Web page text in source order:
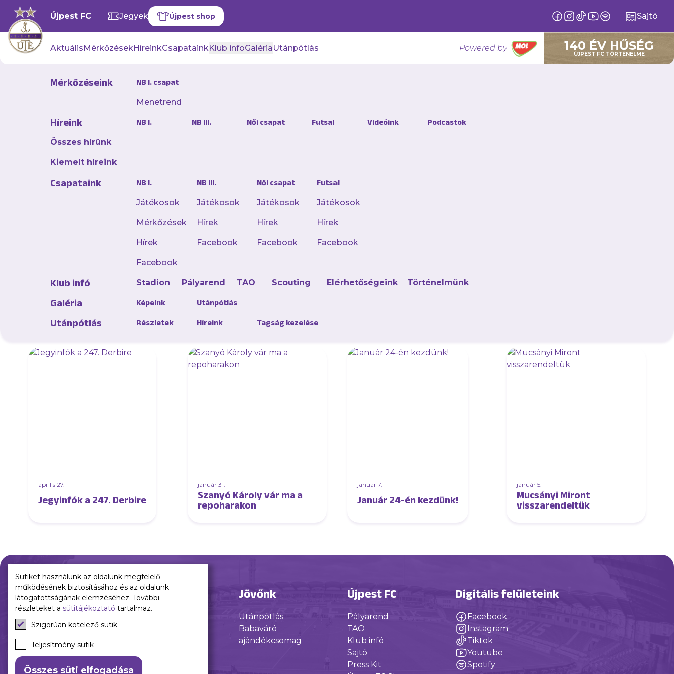
Újpest FC Jegyek Újpest shop Sajtó
AktuálisMérkőzésekHíreinkCsapatainkKlub infoGalériaUtánpótlás Powered by 140 ÉV HŰSÉG
ÚJPEST FC TÖRTÉNELME
Mérkőzéseink NB I. csapat
Menetrend
Híreink
Összes hírünk
Kiemelt híreink
NB I. NB III. Női csapat Futsal Videóink Podcastok
Csapataink NB I.
Játékosok
Mérkőzések
Hírek
Facebook
NB III.
Játékosok
Hírek
Facebook
Női csapat
Játékosok
Hírek
Facebook
Futsal
Játékosok
Hírek
Facebook
Klub infó Stadion Pályarend TAO Scouting Elérhetőségeink Történelmünk
Galéria Képeink Utánpótlás
Utánpótlás Részletek Híreink Tagság kezelése
Játékos-statisztikák: Horváth Krisztofer jól
szállt be a kispadról
A teljes hírt a Club 1885 applikációban olvashatod el!
Töltsd le az új hivatalos appunkat, kövesd a híreket, mérkőzéseket és exkluzív tartalmakat elsőként!
AJÁNLÓ
április 27.
Jegyinfók a 247. Derbire
január 31.
Szanyó Károly vár ma a
repoharakon
január 7.
Január 24-én kezdünk!
január 5.
Mucsányi Miront
visszarendeltük
Múltunk
Történelmünk
Jelenünk Jövőnk
Utánpótlás
Babaváró
ajándékcsomag
Újpest FC
Pályarend
TAO
Klub infó
Sajtó
Press Kit
Digitális felületeink
Facebook
Instagram
Tiktok
Youtube
Spotify
Sütiket használunk az oldalunk megfelelő
működésének biztosításához és az oldalunk
látogatottságának elemzéséhez. További
részleteket a sütitájékoztató tartalmaz.
Szigorúan kötelező sütik
Teljesítmény sütik
Összes süti elfogadása